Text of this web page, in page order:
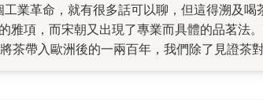
業革命，就有很多話可以聊，但這得溯及
雅項，而宋朝又出現了專業而具體的品茗
茶帶入歐洲後的一兩百年，我們除了見證